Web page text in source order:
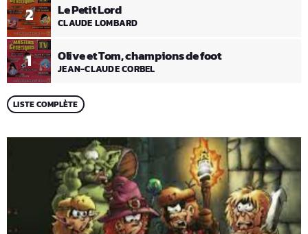
1 Olive et Tom, champions de foot
JEAN-CLAUDE CORBEL
2 Le Petit Lord
CLAUDE LOMBARD
LISTE COMPLÈTE